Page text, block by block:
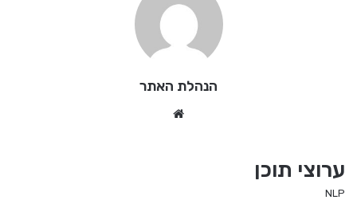
הנהלת האתר
ערוצי תוכן
NLP